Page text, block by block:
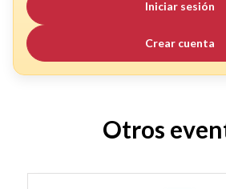
Iniciar sesión
Crear cuenta
Otros